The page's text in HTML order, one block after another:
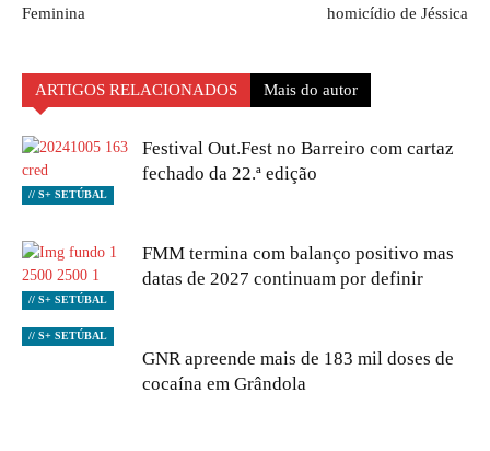
Feminina
homicídio de Jéssica
ARTIGOS RELACIONADOS Mais do autor
// S+ SETÚBAL
Festival Out.Fest no Barreiro com cartaz
fechado da 22.ª edição
// S+ SETÚBAL
FMM termina com balanço positivo mas
datas de 2027 continuam por definir
// S+ SETÚBAL
GNR apreende mais de 183 mil doses de
cocaína em Grândola